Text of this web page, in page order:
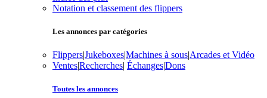
Notation et classement des flippers
Les annonces par catégories
Flippers|Jukeboxes|Machines à sous|Arcades et Vidéo
Ventes|Recherches| Échanges|Dons
Toutes les annonces